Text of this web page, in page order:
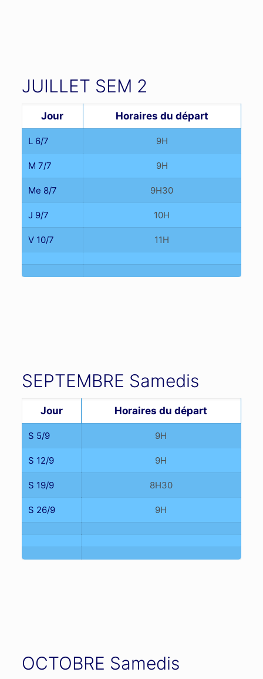
JUILLET SEM 2
Jour Horaires du départ
L 6/7 9H
M 7/7 9H
Me 8/7 9H30
J 9/7 10H
V 10/7 11H
SEPTEMBRE Samedis
Jour Horaires du départ
S 5/9 9H
S 12/9 9H
S 19/9 8H30
S 26/9 9H
OCTOBRE Samedis